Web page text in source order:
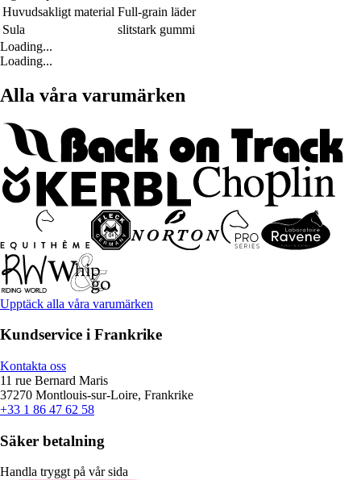
Huvudsakligt material Full-grain läder
Sula
slitstark gummi
Loading...
Loading...
Alla våra varumärken
Upptäck alla våra varumärken
Kundservice i Frankrike
Kontakta oss
11 rue Bernard Maris
37270 Montlouis-sur-Loire, Frankrike
+33 1 86 47 62 58
Säker betalning
Handla tryggt på vår sida